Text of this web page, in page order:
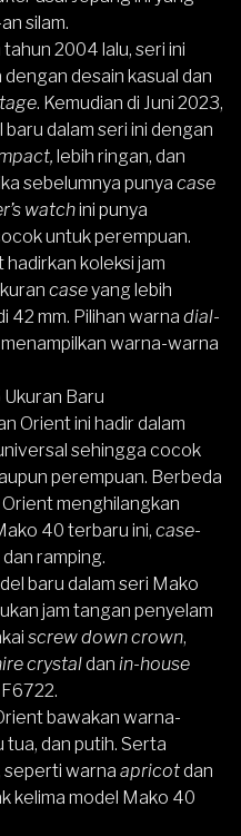
silam.
2004 lalu, seri ini
desain kasual dan
. Kemudian di Juni 2023,
dalam seri ini dengan
lebih ringan, dan
sebelumnya punya case
watchini punya
untuk perempuan.
koleksi jam
caseyang lebih
42 mm. Pilihan warna dial-
warna-warna
Baru
Orient ini hadir dalam
sehingga cocok
perempuan. Berbeda
menghilangkan
40 terbaru ini, case-
ramping.
baru dalam seri Mako
jam tangan penyelam
screw down crown,
crystaldan in-house
F6722.
bawakan warna-
tua, dan putih. Serta
seperti warna apricotdan
kelima model Mako 40